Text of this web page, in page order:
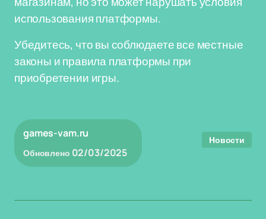
использования платформы.
Убедитесь, что вы соблюдаете все местные
законы и правила платформы при
приобретении игры.
games-vam.ru
Обновлено 02/03/2025
Новости